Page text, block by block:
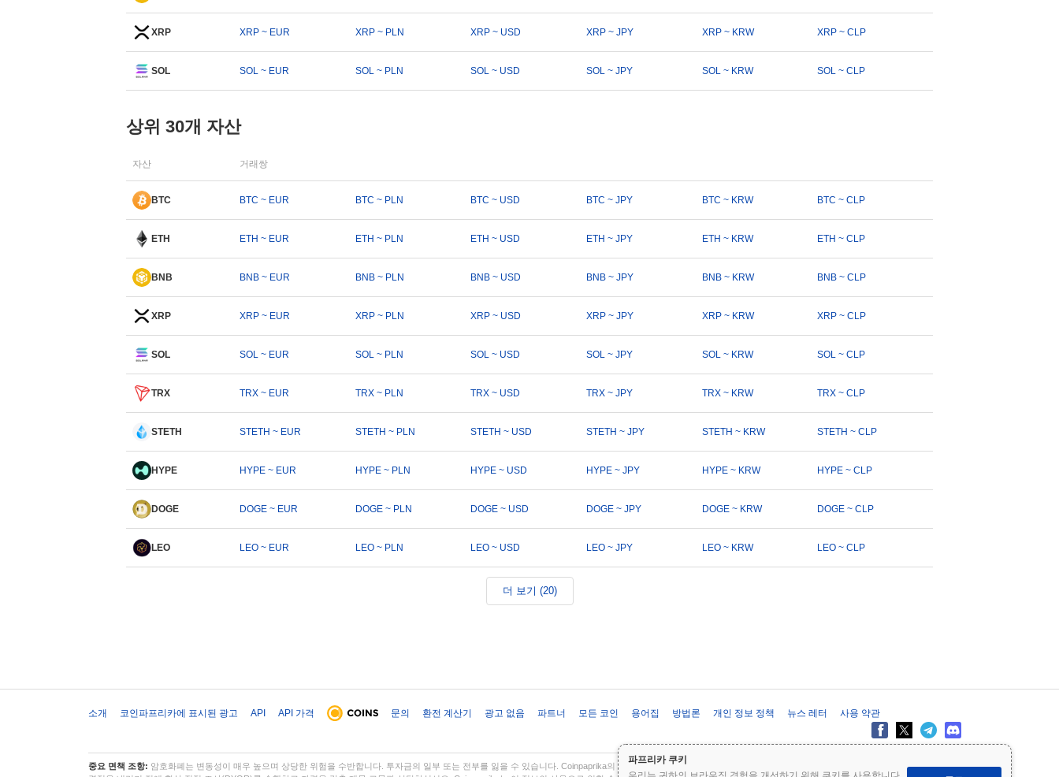
파프리카 쿠키
XRP XRP ~ EUR XRP ~ PLN XRP ~ USD XRP ~ JPY XRP ~ KRW XRP ~ CLP
SOL SOL ~ EUR SOL ~ PLN SOL ~ USD SOL ~ JPY SOL ~ KRW SOL ~ CLP
상위 30개 자산
자산 거래쌍
BTC BTC ~ EUR BTC ~ PLN BTC ~ USD BTC ~ JPY BTC ~ KRW BTC ~ CLP
ETH ETH ~ EUR ETH ~ PLN ETH ~ USD ETH ~ JPY ETH ~ KRW ETH ~ CLP
BNB BNB ~ EUR BNB ~ PLN BNB ~ USD BNB ~ JPY BNB ~ KRW BNB ~ CLP
XRP XRP ~ EUR XRP ~ PLN XRP ~ USD XRP ~ JPY XRP ~ KRW XRP ~ CLP
SOL SOL ~ EUR SOL ~ PLN SOL ~ USD SOL ~ JPY SOL ~ KRW SOL ~ CLP
TRX TRX ~ EUR TRX ~ PLN TRX ~ USD TRX ~ JPY TRX ~ KRW TRX ~ CLP
STETH STETH ~ EUR STETH ~ PLN STETH ~ USD STETH ~ JPY STETH ~ KRW STETH ~ CLP
HYPE HYPE ~ EUR HYPE ~ PLN HYPE ~ USD HYPE ~ JPY HYPE ~ KRW HYPE ~ CLP
DOGE DOGE ~ EUR DOGE ~ PLN DOGE ~ USD DOGE ~ JPY DOGE ~ KRW DOGE ~ CLP
LEO LEO ~ EUR LEO ~ PLN LEO ~ USD LEO ~ JPY LEO ~ KRW LEO ~ CLP
더 보기 (20)
소개 코인파프리카에 표시된 광고 API API 가격 문의 환전 계산기 광고 없음 파트너 모든 코인 용어집 방법론 개인 정보 정책 뉴스 레터 사용 약관
중요 면책 조항: 암호화폐는 변동성이 매우 높으며 상당한 위험을 수반합니다. 투자금의 일부 또는 전부를 잃을 수 있습니다. Coinpaprika의 모든 정보는 정보 제공 목적으로만 제공되며 재무 또는 투자 조언을 구성하지 않습니다. 투자